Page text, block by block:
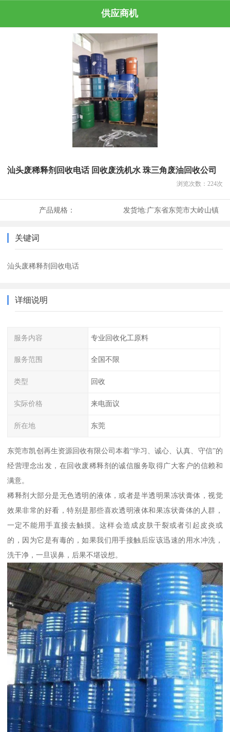
供应商机
汕头废稀释剂回收电话 回收废洗机水 珠三角废油回收公司
浏览次数： 224次
产品规格： 发货地:广东省东莞市大岭山镇
关键词
汕头废稀释剂回收电话
详细说明
服务内容 专业回收化工原料
服务范围 全国不限
类型 回收
实际价格 来电面议
所在地 东莞
东莞市凯创再生资源回收有限公司本着“学习、诚心、认真、守信”的
经营理念出发，在回收废稀释剂的诚信服务取得广大客户的信赖和
满意。
稀释剂大部分是无色透明的液体，或者是半透明果冻状膏体，视觉
效果非常的好看，特别是那些喜欢透明液体和果冻状膏体的人群，
一定不能用手直接去触摸。这样会造成皮肤干裂或者引起皮炎或
的，因为它是有毒的，如果我们用手接触后应该迅速的用水冲洗，
洗干净，一旦误鼻，后果不堪设想。